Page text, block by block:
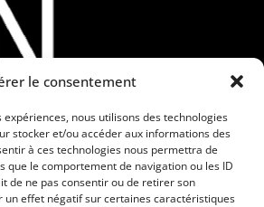
le consentement
nous utilisons des technologies
stocker et/ou accéder aux informations des
à ces technologies nous permettra de
que le comportement de navigation ou les ID
de ne pas consentir ou de retirer son
un effet négatif sur certaines caractéristiques